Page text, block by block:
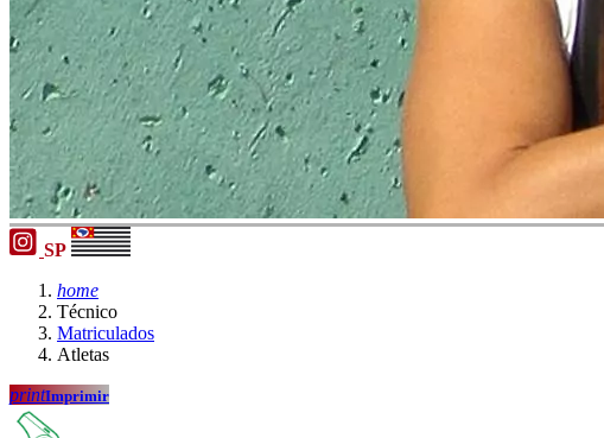
SP
home
Técnico
Matriculados
Atletas
printImprimir